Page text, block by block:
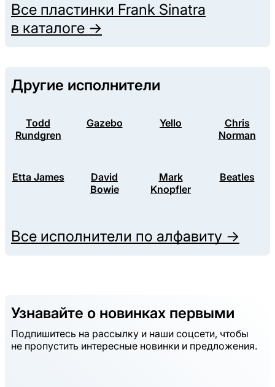
Все пластинки Frank Sinatra
в каталоге →
Другие исполнители
Todd
Rundgren
Gazebo Yello
Chris
Norman
Etta James
David
Bowie
Mark
Knopfler
Beatles
Все исполнители по алфавиту →
Узнавайте о новинках первыми
Подпишитесь на рассылку и наши соцсети, чтобы
не пропустить интересные новинки и предложения.